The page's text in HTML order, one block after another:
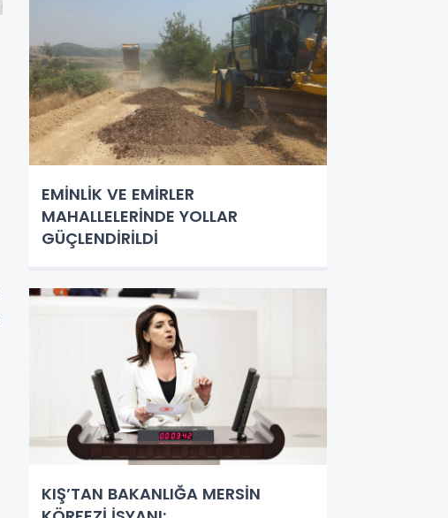
EMİNLİK VE EMİRLER
MAHALLELERİNDE YOLLAR
GÜÇLENDİRİLDİ
KIŞ’TAN BAKANLIĞA MERSİN